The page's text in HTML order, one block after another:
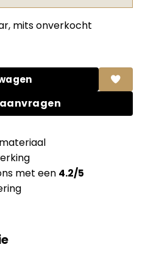
mits onverkocht
Grigio Viola FSC Mix credit +
met een 4.2/5